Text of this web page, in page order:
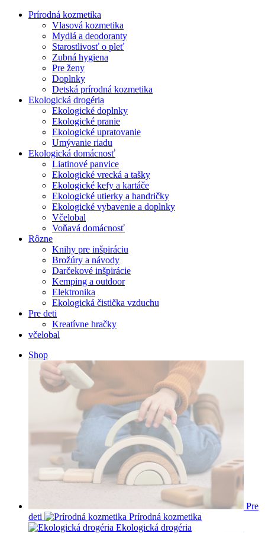
Prírodná kozmetika
Vlasová kozmetika
Mydlá a deodoranty
Starostlivosť o pleť
Zubná hygiena
Pre ženy
Doplnky
Detská prírodná kozmetika
Ekologická drogéria
Ekologické doplnky
Ekologické pranie
Ekologické upratovanie
Umývanie riadu
Ekologická domácnosť
Liatinové panvice
Ekologické vrecká a tašky
Ekologické kefy a kartáče
Ekologické utierky a handričky
Ekologické vybavenie a doplnky
Včelobal
Voňavá domácnosť
Rôzne
Knihy pre inšpiráciu
Brožúry a návody
Darčekové inšpirácie
Kemping a outdoor
Elektronika
Ekologická čistička vzduchu
Pre deti
Kreatívne hračky
včelobal
Shop
Pre
deti
Prírodná kozmetika
Ekologická drogéria